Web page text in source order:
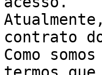
contrato
Como